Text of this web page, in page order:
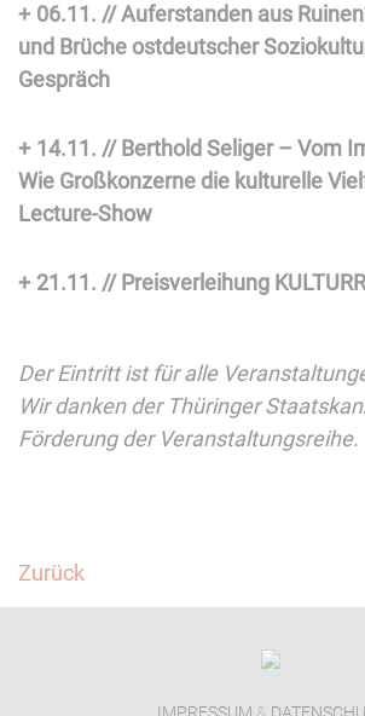
06.11. // Auferstanden aus
und Brüche ostdeutscher
Gespräch
14.11. // Berthold Seliger – Vom
Wie Großkonzerne die kulturelle
Lecture-Show
21.11. // Preisverleihung
Der Eintritt ist für alle
Wir danken der Thüringer
Förderung der Veranstaltungsreihe.
Zurück